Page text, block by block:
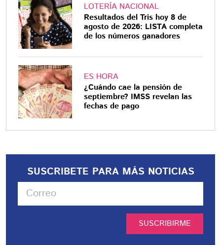
LOTERÍA NACIONAL
Resultados del Tris hoy 8 de
agosto de 2026: LISTA completa
de los números ganadores
ES HORA
¿Cuándo cae la pensión de
septiembre? IMSS revelan las
fechas de pago
SUSCRIBETE PARA MÁS NOTICIAS
SUSCRIBIRME